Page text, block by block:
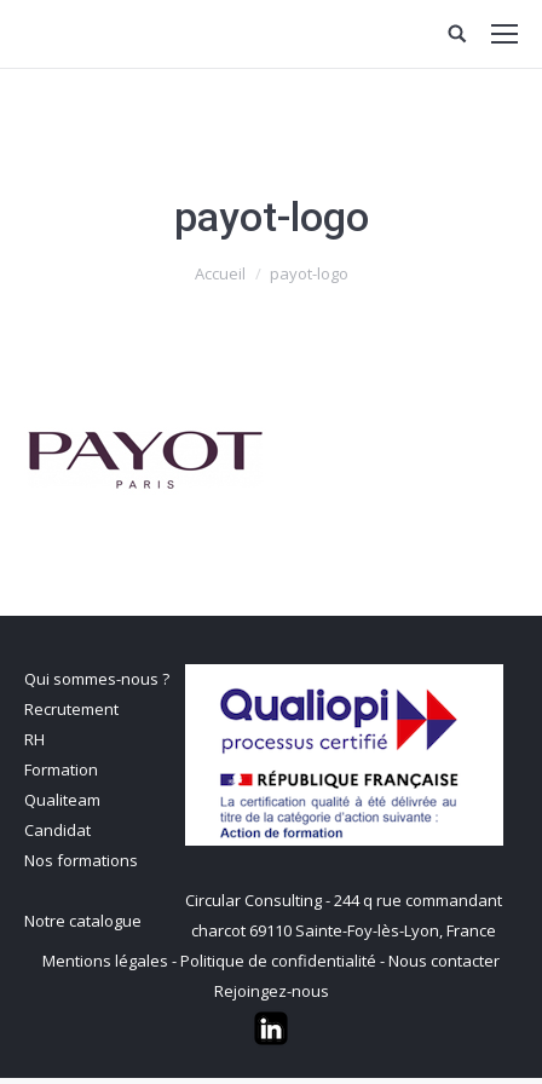
payot-logo
Accueil payot-logo
Qui sommes-nous ?
Recrutement
RH
Formation
Qualiteam
Candidat
Nos formations
Notre catalogue
Circular Consulting - 244 q rue commandant
charcot 69110 Sainte-Foy-lès-Lyon, France
Mentions légales -Politique de confidentialité -Nous contacter
Rejoingez-nous